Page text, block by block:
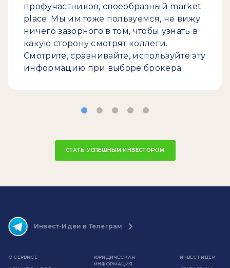
профучастников, своеобразный market
place. Мы им тоже пользуемся, не вижу
ничего зазорного в том, чтобы узнать в
какую сторону смотрят коллеги.
Смотрите, сравнивайте, используйте эту
информацию при выборе брокера.
СТАТЬ УСПЕШНЫМ ИНВЕСТОРОМ
Инвест-Идеи в Телеграм
О СЕРВИСЕ
ЮРИДИЧЕСКАЯ
ИНФОРМАЦИЯ
ИНВЕСТ ИДЕИ